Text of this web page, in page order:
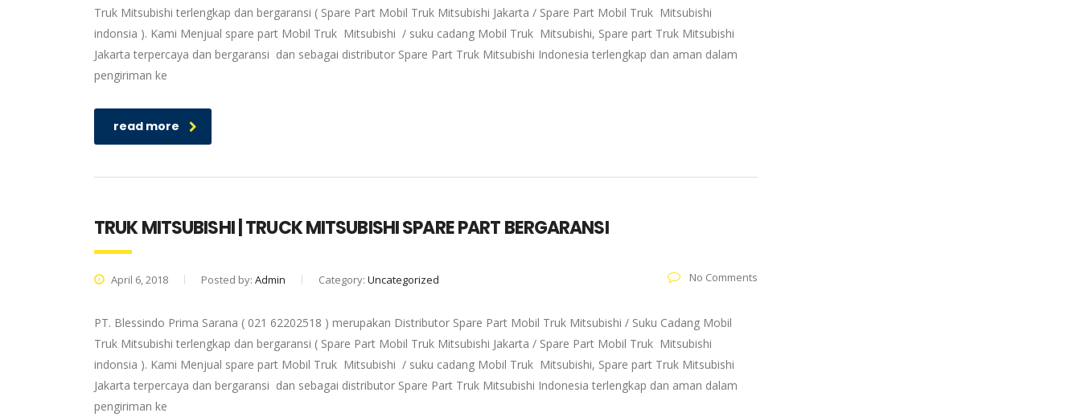
Truk Mitsubishi terlengkap dan bergaransi ( Spare Part Mobil Truk Mitsubishi Jakarta / Spare Part Mobil Truk Mitsubishi
indonsia ). Kami Menjual spare part Mobil Truk Mitsubishi / suku cadang Mobil Truk Mitsubishi, Spare part Truk Mitsubishi
Jakarta terpercaya dan bergaransi dan sebagai distributor Spare Part Truk Mitsubishi Indonesia terlengkap dan aman dalam
pengiriman ke
read more
TRUK MITSUBISHI | TRUCK MITSUBISHI SPARE PART BERGARANSI
April 6, 2018 Posted by: Admin Category: Uncategorized No Comments
PT. Blessindo Prima Sarana ( 021 62202518 ) merupakan Distributor Spare Part Mobil Truk Mitsubishi / Suku Cadang Mobil
Truk Mitsubishi terlengkap dan bergaransi ( Spare Part Mobil Truk Mitsubishi Jakarta / Spare Part Mobil Truk Mitsubishi
indonsia ). Kami Menjual spare part Mobil Truk Mitsubishi / suku cadang Mobil Truk Mitsubishi, Spare part Truk Mitsubishi
Jakarta terpercaya dan bergaransi dan sebagai distributor Spare Part Truk Mitsubishi Indonesia terlengkap dan aman dalam
pengiriman ke